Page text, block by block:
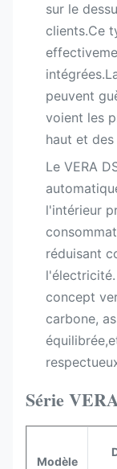
sur le
clients.Ce
peuvent
voient les
haut et
Le VERA
l'intérieur
réduisant
concept
carbone,
Série
Modèle